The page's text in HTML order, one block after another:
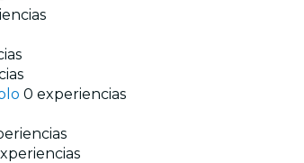
0 experiencias